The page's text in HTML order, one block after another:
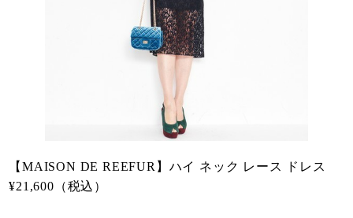
【MAISON DE REEFUR】ハイ ネック レース ドレス
¥21,600（税込）